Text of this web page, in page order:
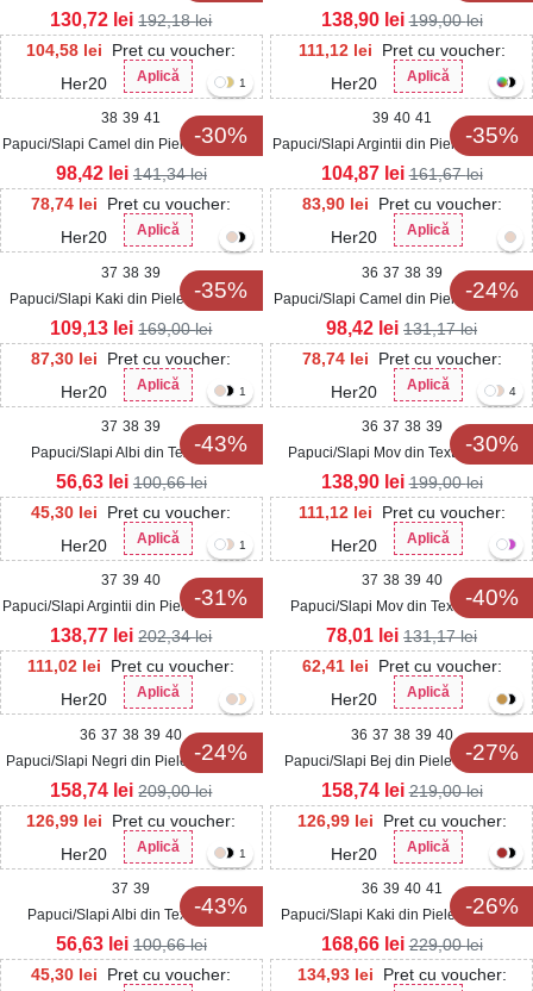
104,58 lei
Pret cu voucher:
Her20
Aplică
130,72 lei 192,18lei
Intoarsa Cavely
111,12 lei
Pret cu voucher:
Her20
Aplică
138,90 lei 199,00lei
-30%
1
38 39 41
Papuci/Slapi Camel din Piele Ecologica
Cinzia
78,74 lei
Pret cu voucher:
Her20
Aplică
98,42 lei 141,34lei
-35%
39 40 41
Papuci/Slapi Argintii din Piele Ecologica
Adisa
83,90 lei
Pret cu voucher:
Her20
Aplică
104,87 lei 161,67lei
-35%
37 38 39
Papuci/Slapi Kaki din Piele Ecologica
Intoarsa Lyvie
87,30 lei
Pret cu voucher:
Her20
Aplică
109,13 lei 169,00lei
-24%
36 37 38 39
Papuci/Slapi Camel din Piele Ecologica
Rosella
78,74 lei
Pret cu voucher:
Her20
Aplică
98,42 lei 131,17lei
-43%
1
37 38 39
Papuci/Slapi Albi din Textil Ilina
45,30 lei
Pret cu voucher:
Her20
Aplică
56,63 lei 100,66lei
-30%
4
36 37 38 39
Papuci/Slapi Mov din Textil Kambry
111,12 lei
Pret cu voucher:
Her20
Aplică
138,90 lei 199,00lei
-31%
1
37 39 40
Papuci/Slapi Argintii din Piele Ecologica
Corinne
111,02 lei
Pret cu voucher:
Her20
Aplică
138,77 lei 202,34lei
-40%
37 38 39 40
Papuci/Slapi Mov din Textil Ravina
62,41 lei
Pret cu voucher:
Her20
Aplică
78,01 lei 131,17lei
-24%
36 37 38 39 40
Papuci/Slapi Negri din Piele Ecologica
Yarky
126,99 lei
Pret cu voucher:
Her20
Aplică
158,74 lei 209,00lei
-27%
36 37 38 39 40
Papuci/Slapi Bej din Piele Ecologica
Torya
126,99 lei
Pret cu voucher:
Her20
Aplică
158,74 lei 219,00lei
-43%
1
37 39
Papuci/Slapi Albi din Textil Khya
45,30 lei
Pret cu voucher:
56,63 lei 100,66lei
-26%
36 39 40 41
Papuci/Slapi Kaki din Piele Ecologica
Intoarsa Arzal
134,93 lei
Pret cu voucher:
168,66 lei 229,00lei